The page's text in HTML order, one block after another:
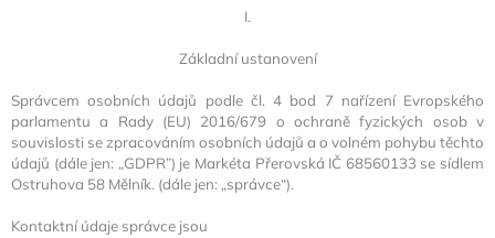
I.
Základní ustanovení
Správcem osobních údajů podle čl. 4 bod 7 nařízení Evropského
parlamentu a Rady (EU) 2016/679 o ochraně fyzických osob v
souvislosti se zpracováním osobních údajů a o volném pohybu těchto
údajů (dále jen: „GDPR”) je Markéta Přerovská IČ 68560133 se sídlem
Ostruhova 58 Mělník. (dále jen: „správce“).
Kontaktní údaje správce jsou